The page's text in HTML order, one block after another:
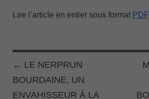
Lire l’article en entier sous format PDF.
POST
← LE NERPRUN
BOURDAINE, UN
ENVAHISSEUR À LA